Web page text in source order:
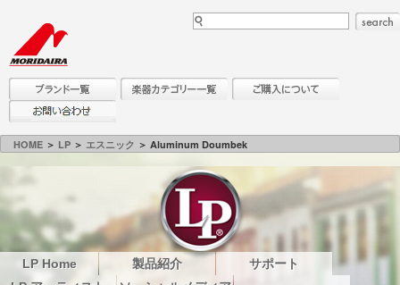
HOME ＞ LP ＞ エスニック ＞ Aluminum Doumbek
LP Home 製品紹介
サポート